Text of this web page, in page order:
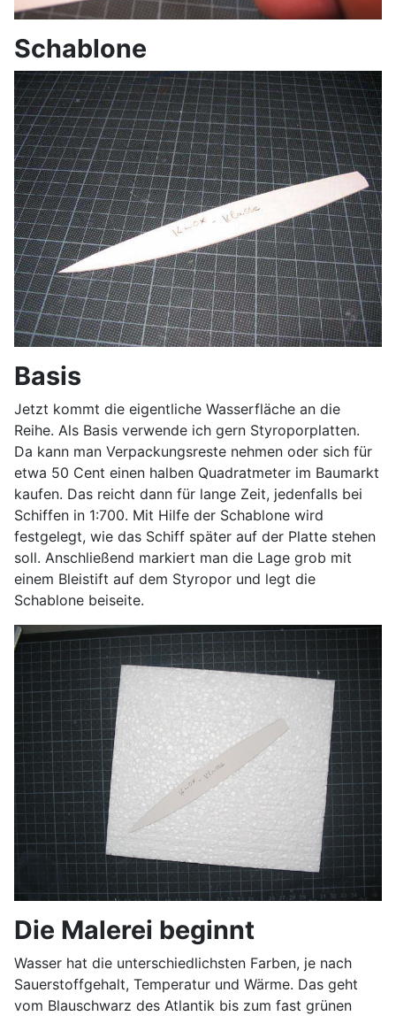
Schablone
Basis
Jetzt kommt die eigentliche Wasserfläche an die
Reihe. Als Basis verwende ich gern Styroporplatten.
Da kann man Verpackungsreste nehmen oder sich für
etwa 50 Cent einen halben Quadratmeter im Baumarkt
kaufen. Das reicht dann für lange Zeit, jedenfalls bei
Schiffen in 1:700. Mit Hilfe der Schablone wird
festgelegt, wie das Schiff später auf der Platte stehen
soll. Anschließend markiert man die Lage grob mit
einem Bleistift auf dem Styropor und legt die
Schablone beiseite.
Die Malerei beginnt
Wasser hat die unterschiedlichsten Farben, je nach
Sauerstoffgehalt, Temperatur und Wärme. Das geht
vom Blauschwarz des Atlantik bis zum fast grünen